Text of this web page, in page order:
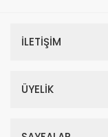
İLETİŞİM
ÜYELİK